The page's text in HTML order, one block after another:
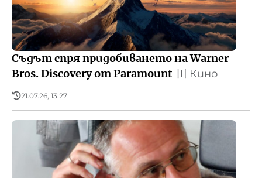
Съдът спря придобиването на Warner
Bros. Discovery от Paramount 〣 Кино
21.07.26, 13:27